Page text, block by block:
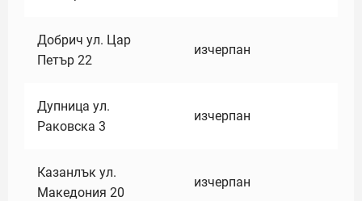
Добрич ул. Цар
Петър 22
изчерпан
Дупница ул.
Раковска 3
изчерпан
Казанлък ул.
Македония 20
изчерпан